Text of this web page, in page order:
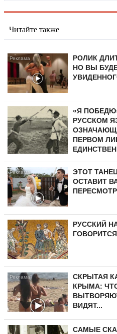
Читайте также
РОЛИК
НО ВЫ
«Я
РУССКОМ
ПЕРВОМ
ЭТОТ
ОСТАВИТ
РУССКИЙ
СКРЫТАЯ
КРЫМА:
ВИДЯТ...
САМЫЕ